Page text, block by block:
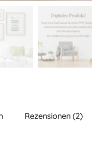
Rezensionen (2)